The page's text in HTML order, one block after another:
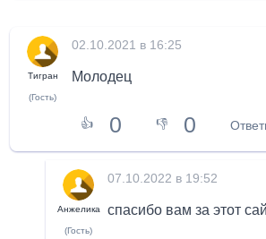
Тигран
(Гость)
02.10.2021 в 16:25
Молодец
👍 0 👎 0
Анжелика
(Гость)
07.10.2022 в 19:52
спасибо вам за этот